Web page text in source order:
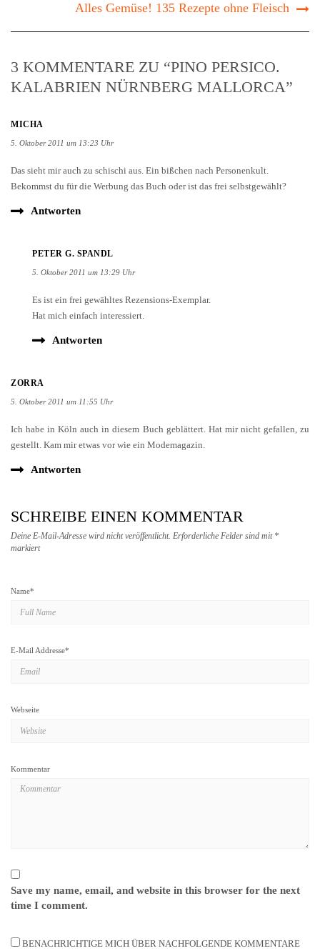
Alles Gemüse! 135 Rezepte ohne Fleisch
3 KOMMENTARE ZU “PINO PERSICO.
KALABRIEN NÜRNBERG MALLORCA”
MICHA
5. Oktober 2011 um 13:23 Uhr
Das sieht mir auch zu schischi aus. Ein bißchen nach Personenkult.
Bekommst du für die Werbung das Buch oder ist das frei selbstgewählt?
Antworten
PETER G. SPANDL
5. Oktober 2011 um 13:29 Uhr
Es ist ein frei gewähltes Rezensions-Exemplar.
Hat mich einfach interessiert.
Antworten
ZORRA
5. Oktober 2011 um 11:55 Uhr
Ich habe in Köln auch in diesem Buch geblättert. Hat mir nicht gefallen, zu
gestellt. Kam mir etwas vor wie ein Modemagazin.
Antworten
SCHREIBE EINEN KOMMENTAR
Deine E-Mail-Adresse wird nicht veröffentlicht. Erforderliche Felder sind mit *
markiert
Name*
E-Mail Addresse*
Webseite
Kommentar
Save my name, email, and website in this browser for the next
time I comment.
BENACHRICHTIGE MICH ÜBER NACHFOLGENDE KOMMENTARE